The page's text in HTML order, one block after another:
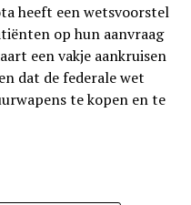
heeft een wetsvoorstel
op hun aanvraag
een vakje aankruisen
dat de federale wet
te kopen en te